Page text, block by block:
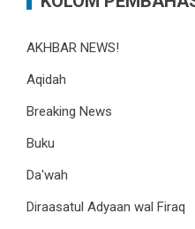
AKHBAR NEWS!
Aqidah
Breaking News
Buku
Da'wah
Diraasatul Adyaan wal Firaq